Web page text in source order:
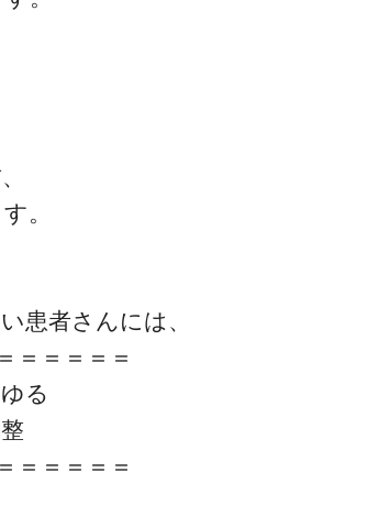
無料映像＆ご案内ページ
首・肩テクニック
。
患者さんには、
＝＝＝＝＝
る
＝＝＝＝＝